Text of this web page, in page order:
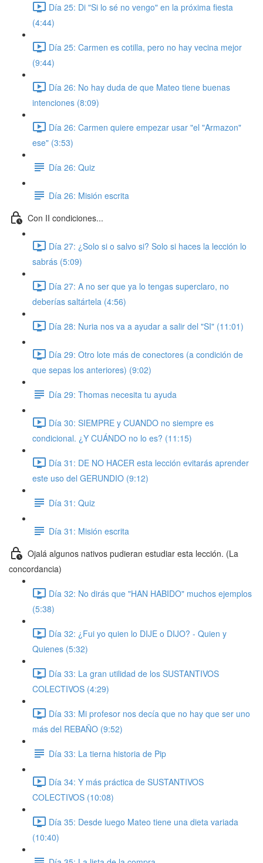
Día 25: Di "Si lo sé no vengo" en la próxima fiesta
(4:44)
Día 25: Carmen es cotilla, pero no hay vecina mejor
(9:44)
Día 26: No hay duda de que Mateo tiene buenas
intenciones (8:09)
Día 26: Carmen quiere empezar usar "el "Armazon"
ese" (3:53)
Día 26: Quiz
Día 26: Misión escrita
Con II condiciones...
Día 27: ¿Solo si o salvo si? Solo si haces la lección lo
sabrás (5:09)
Día 27: A no ser que ya lo tengas superclaro, no
deberías saltártela (4:56)
Día 28: Nuria nos va a ayudar a salir del "SI" (11:01)
Día 29: Otro lote más de conectores (a condición de
que sepas los anteriores) (9:02)
Día 29: Thomas necesita tu ayuda
Día 30: SIEMPRE y CUANDO no siempre es
condicional. ¿Y CUÁNDO no lo es? (11:15)
Día 31: DE NO HACER esta lección evitarás aprender
este uso del GERUNDIO (9:12)
Día 31: Quiz
Día 31: Misión escrita
Ojalá algunos nativos pudieran estudiar esta lección. (La
concordancia)
Día 32: No dirás que "HAN HABIDO" muchos ejemplos
(5:38)
Día 32: ¿Fui yo quien lo DIJE o DIJO? - Quien y
Quienes (5:32)
Día 33: La gran utilidad de los SUSTANTIVOS
COLECTIVOS (4:29)
Día 33: Mi profesor nos decía que no hay que ser uno
más del REBAÑO (9:52)
Día 33: La tierna historia de Pip
Día 34: Y más práctica de SUSTANTIVOS
COLECTIVOS (10:08)
Día 35: Desde luego Mateo tiene una dieta variada
(10:40)